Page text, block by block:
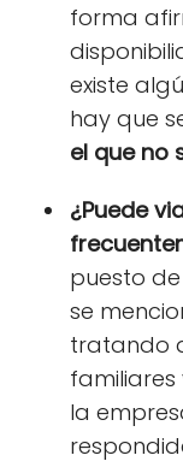
forma
existe
hay que
el que no
¿Puede
puesto
se
tratando
familiares
la